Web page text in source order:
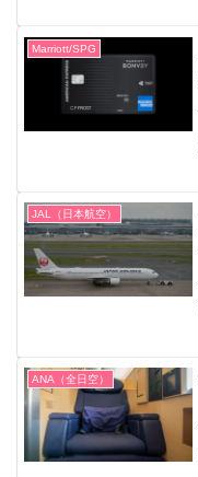
Marriott/SPG
JAL（日本航空）
ANA（全日空）